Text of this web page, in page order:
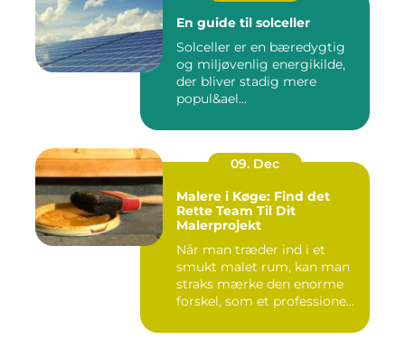
En guide til solceller
Solceller er en bæredygtig
og miljøvenlig energikilde,
der bliver stadig mere
popul&ael...
09. Dec
Malere i Køge: Find det
Rette Team Til Dit
Malerprojekt
Når man træder ind i et
smukt malet rum, kan man
straks mærke den enorme
forskel, som et professione...